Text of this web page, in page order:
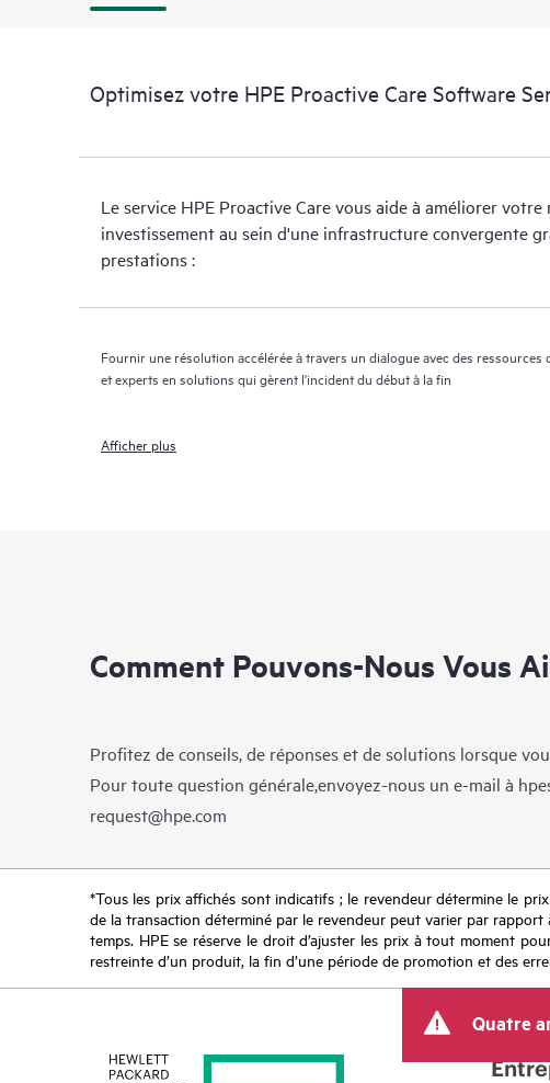
Optimisez votre HPE Proactive Care Software
Le service HPE Proactive Care vous aide à améliorer
investissement au sein d'une infrastructure convergente
prestations :
Fournir une résolution accélérée à travers un dialogue avec des ressources
et experts en solutions qui gèrent l'incident du début à la fin
Afficher plus
Comment Pouvons-Nous Vous
Profitez de conseils, de réponses et de solutions lorsque
Pour toute question générale,envoyez-nous un e-mail à
request@hpe.com
*Tous les prix affichés sont indicatifs ; le revendeur détermine le
de la transaction déterminé par le revendeur peut varier par
temps. HPE se réserve le droit d’ajuster les prix à tout moment
restreinte d’un produit, la fin d’une période de promotion et des
Quatre